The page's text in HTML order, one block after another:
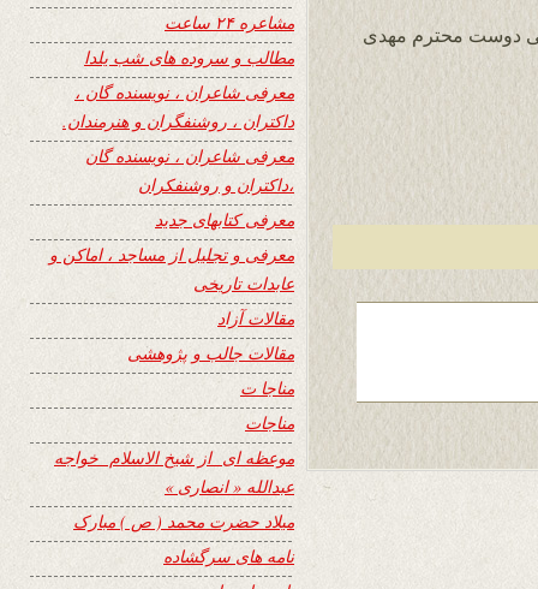
دوست محترم مهدی
مشاعره ۲۴ ساعت
مطالب و سروده های شب یلدا
معرفی شاعران ، نویسنده گان ،
داکتران ، روشنفگران و هنرمندان.
معرفی شاعران ، نویسنده گان
،داکتران و روشنفکران
معرفی کتابهای جدید
معرفی و تجلیل از مساجد ، اماکن و
عابدات تاریخی
مقالات آزاد
مقالات جالب و پژوهشی
مناجا ت
مناجات
موعظه ای از شیخ الاسلام خواجه
عبدالله « انصاری »
میلاد حضرت محمد ( ص ) مبارک
نامه های سرگشاده